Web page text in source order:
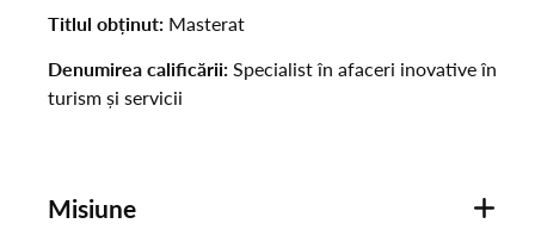
Titlul obținut: Masterat
Denumirea calificării:Specialist în afaceri inovative în
turism și servicii
Misiune